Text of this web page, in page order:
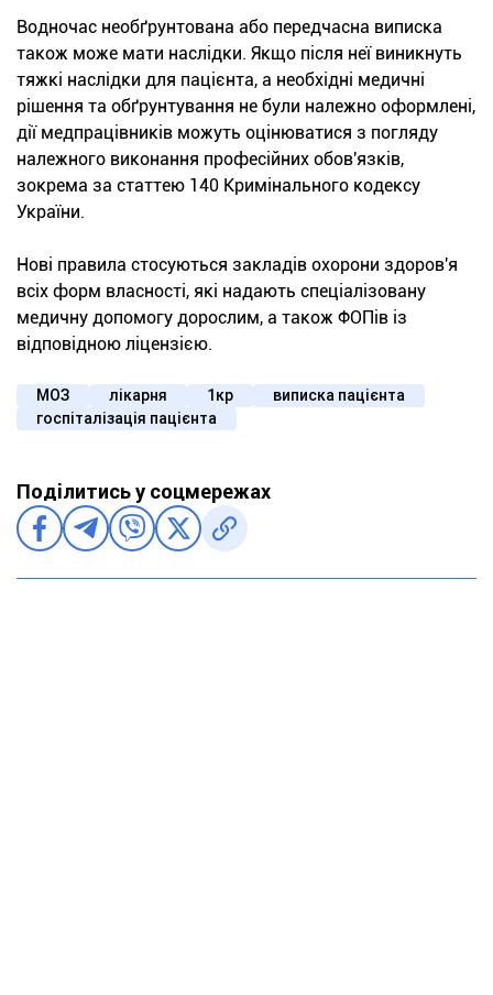
Водночас необґрунтована або передчасна виписка
також може мати наслідки. Якщо після неї виникнуть
тяжкі наслідки для пацієнта, а необхідні медичні
рішення та обґрунтування не були належно оформлені,
дії медпрацівників можуть оцінюватися з погляду
належного виконання професійних обов'язків,
зокрема за статтею 140 Кримінального кодексу
України.
Нові правила стосуються закладів охорони здоров'я
всіх форм власності, які надають спеціалізовану
медичну допомогу дорослим, а також ФОПів із
відповідною ліцензією.
МОЗ лікарня 1кр
виписка пацієнта
госпіталізація пацієнта
Поділитись у соцмережах